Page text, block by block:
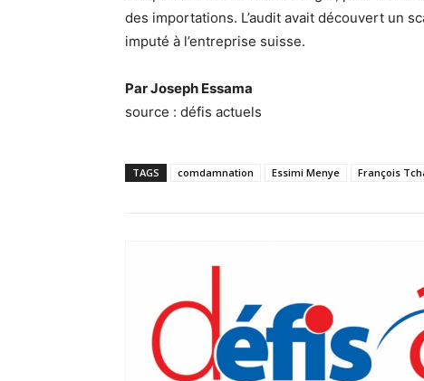
des importations. L’audit avait découvert un
imputé à l’entreprise suisse.
Par Joseph Essama
source : défis actuels
TAGS comdamnation Essimi Menye François